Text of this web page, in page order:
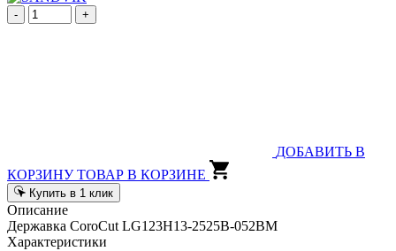
- +
ДОБАВИТЬ В
КОРЗИНУ ТОВАР В КОРЗИНЕ
Купить в 1 клик
Описание
Державка CoroCut LG123H13-2525B-052BM
Характеристики